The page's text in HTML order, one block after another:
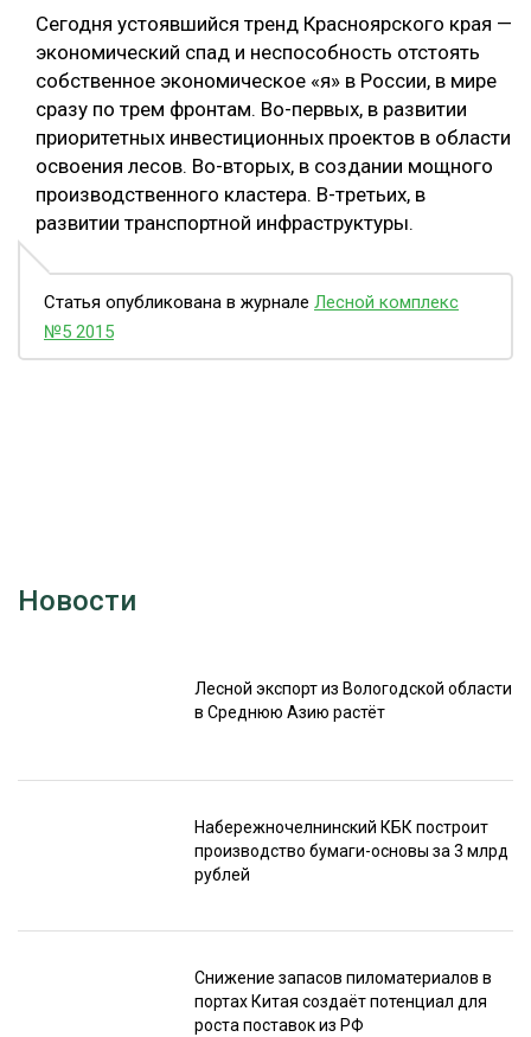
Сегодня устоявшийся тренд Красноярского края —
экономический спад и неспособность отстоять
собственное экономическое «я» в России, в мире
сразу по трем фронтам. Во-первых, в развитии
приоритетных инвестиционных проектов в области
освоения лесов. Во-вторых, в создании мощного
производственного кластера. В-третьих, в
развитии транспортной инфраструктуры.
Статья опубликована в журнале Лесной комплекс
№5 2015
Новости
Лесной экспорт из Вологодской области
в Среднюю Азию растёт
Набережночелнинский КБК построит
производство бумаги-основы за 3 млрд
рублей
Снижение запасов пиломатериалов в
портах Китая создаёт потенциал для
роста поставок из РФ